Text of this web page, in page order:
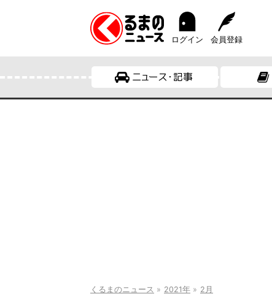
ログイン 会員登録
ニュース・記事
くるまのニュース 2021年 2月